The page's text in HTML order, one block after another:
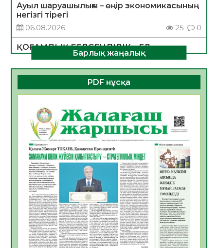
Ауыл шаруашылығы – өңір экономикасының
негізгі тірегі
06.08.2026
25 0
ҚОҒАМДЫҚ БЕЛСЕНДІЛІК – ЕЛ
ДАМУЫНЫҢ НЕГІЗІ
06.08.2026
23 0
ҚҰРЫЛТАЙ САЙЛАУЫ – БОЛАШАҚҚА
БАСТАР ЖАУАПТЫ ТАҢДАУ
06.08.2026
Инфекциялық ауруларға қарсы иммундау
жұмыстарының тиімділігі
06.08.2026
27
Көкжөтел ауруы туралы
06.08.2026
24
АПВ вакцинасы туралы мәлімет
06.08.2026
25
Open Air: Қызылорда облысы полиция
департаменті 20 мыңнан астам
Барлық жаңалық
PDF нұсқа